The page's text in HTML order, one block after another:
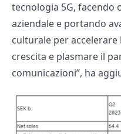
tecnologia 5G, facendo
aziendale e portando
culturale per
crescita e plasmare il
comunicazioni”, ha